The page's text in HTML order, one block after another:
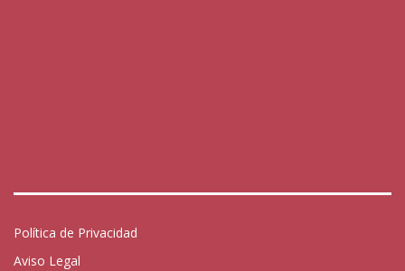
Política de Privacidad
Aviso Legal